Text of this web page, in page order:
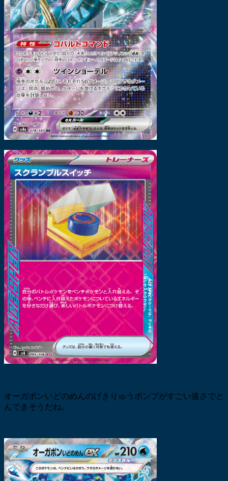
オーガポンいどのめんのげきりゅうポンプがすごい速さでと
んできそうだね。